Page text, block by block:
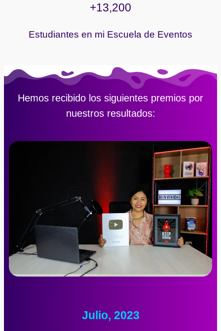
+13,200
Estudiantes en mi Escuela de Eventos
Hemos recibido los siguientes premios por
nuestros resultados:
Julio, 2023